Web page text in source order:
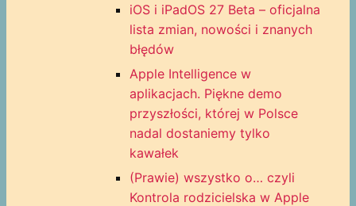
iOS i iPadOS 27 Beta – oficjalna
lista zmian, nowości i znanych
błędów
Apple Intelligence w
aplikacjach. Piękne demo
przyszłości, której w Polsce
nadal dostaniemy tylko
kawałek
(Prawie) wszystko o… czyli
Kontrola rodzicielska w Apple